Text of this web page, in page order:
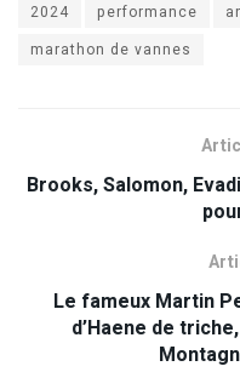
2024
performance
marathon de vannes
Brooks, Salomon,
Le fameux Martin
d’Haene de